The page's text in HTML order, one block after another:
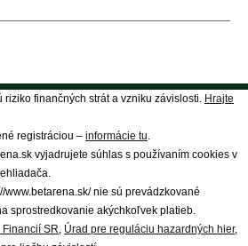
finančných strát a vzniku závislosti. Hrajte
registráciou – informácie tu.
vyjadrujete súhlas s používaním cookies v
www.betarena.sk/ nie sú prevádzkované
sprostredkovanie akýchkoľvek platieb.
Financií SR, Úrad pre reguláciu hazardných hier,